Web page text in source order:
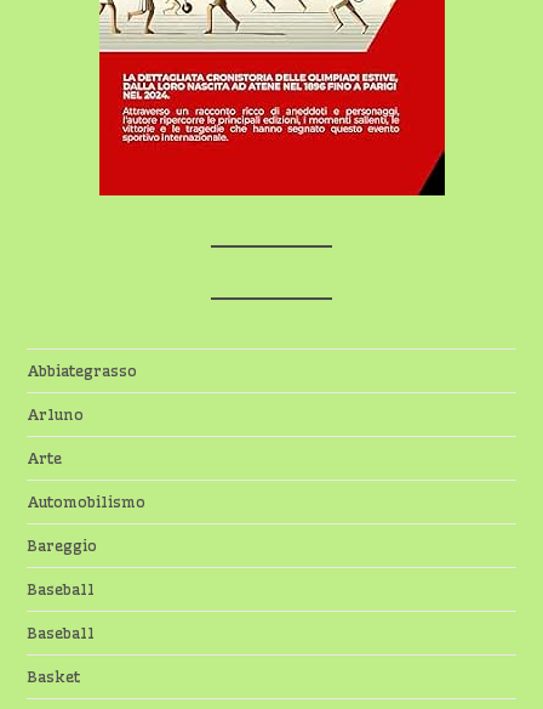
Abbiategrasso
Arluno
Arte
Automobilismo
Bareggio
Baseball
Baseball
Basket